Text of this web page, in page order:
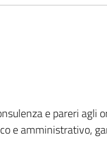
e pareri agli
e amministrativo,